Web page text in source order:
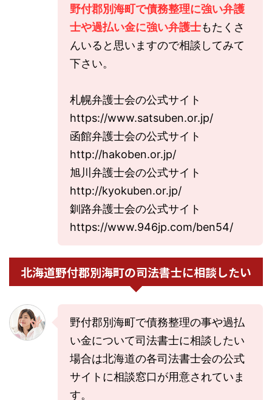
野付郡別海町で債務整理に強い弁護
士や過払い金に強い弁護士もたくさ
んいると思いますので相談してみて
下さい。
札幌弁護士会の公式サイト
https://www.satsuben.or.jp/
函館弁護士会の公式サイト
http://hakoben.or.jp/
旭川弁護士会の公式サイト
http://kyokuben.or.jp/
釧路弁護士会の公式サイト
https://www.946jp.com/ben54/
北海道野付郡別海町の司法書士に相談したい
野付郡別海町で債務整理の事や過払
い金について司法書士に相談したい
場合は北海道の各司法書士会の公式
サイトに相談窓口が用意されていま
す。